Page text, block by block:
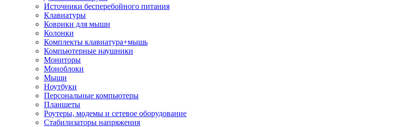
Источники бесперебойного питания
Клавиатуры
Коврики для мыши
Колонки
Комплекты клавиатура+мышь
Компьютерные наушники
Мониторы
Моноблоки
Мыши
Ноутбуки
Персональные компьютеры
Планшеты
Роутеры, модемы и сетевое оборудование
Стабилизаторы напряжения